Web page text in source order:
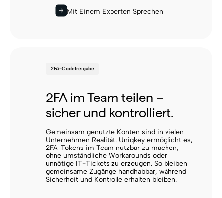
Mit Einem Experten Sprechen
2FA-Codefreigabe
2FA im Team teilen –
sicher und kontrolliert.
Gemeinsam genutzte Konten sind in vielen
Unternehmen Realität. Uniqkey ermöglicht es,
2FA-Tokens im Team nutzbar zu machen,
ohne umständliche Workarounds oder
unnötige IT-Tickets zu erzeugen. So bleiben
gemeinsame Zugänge handhabbar, während
Sicherheit und Kontrolle erhalten bleiben.